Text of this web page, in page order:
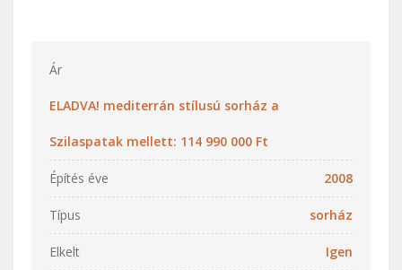
Ár
ELADVA! mediterrán stílusú sorház a
Szilaspatak mellett: 114 990 000 Ft
Építés éve 2008
Típus sorház
Elkelt Igen